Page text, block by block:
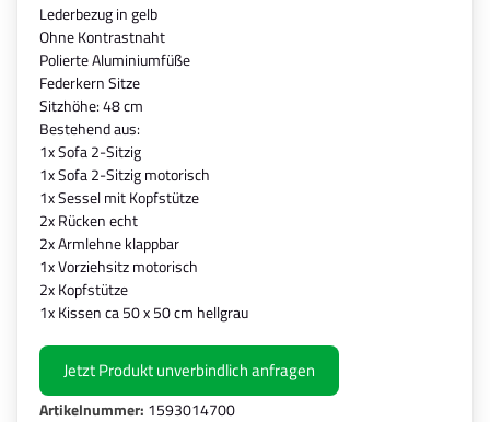
Lederbezug in gelb
Ohne Kontrastnaht
Polierte Aluminiumfüße
Federkern Sitze
Sitzhöhe: 48 cm
Bestehend aus:
1x Sofa 2-Sitzig
1x Sofa 2-Sitzig motorisch
1x Sessel mit Kopfstütze
2x Rücken echt
2x Armlehne klappbar
1x Vorziehsitz motorisch
2x Kopfstütze
1x Kissen ca 50 x 50 cm hellgrau
Jetzt Produkt unverbindlich anfragen
Artikelnummer: 1593014700